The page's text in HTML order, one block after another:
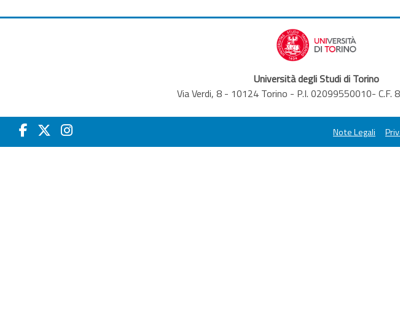
Università degli Studi di Torino
Via Verdi, 8 - 10124 Torino - P.I. 02099550010- C.F.
Note Legali